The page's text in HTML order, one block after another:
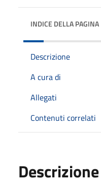
INDICE DELLA PAGINA
Descrizione
A cura di
Allegati
Contenuti correlati
Descrizione